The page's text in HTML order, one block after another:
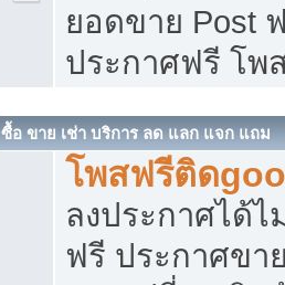
ยอดขาย Post
ประกาศฟรี โพ
ซื้อ ขาย เช่า บริการ ลด แลก แจก แถม
โพสฟรีติด
ลงประกาศได้
ฟรี ประกาศข